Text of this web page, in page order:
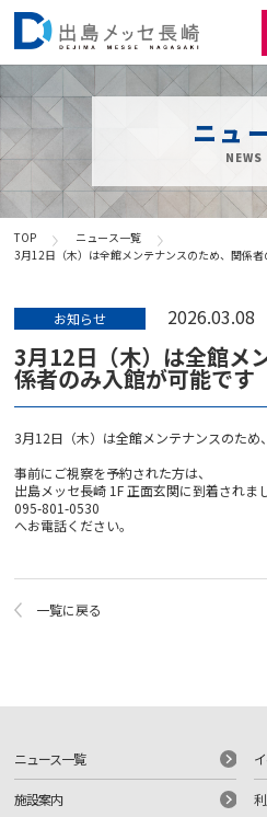
ニュ
NEWS
TOP
ニュース一覧
3月12日（木）は全館メンテナンスのため、関係
お知らせ 2026.03.08
3月12日（木）は全館メ
係者のみ入館が可能です
3月12日（木）は全館メンテナンスのた
事前にご視察を予約された方は、
出島メッセ長崎 1F 正面玄関に到着されま
095-801-0530
へお電話ください。
一覧に戻る
ニュース一覧
施設案内